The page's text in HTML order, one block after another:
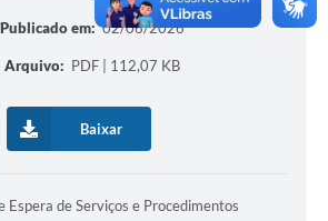
Publicado em: 02/06/2026
Arquivo: PDF | 112,07 KB
Baixar
Espera de Serviços e Procedimentos